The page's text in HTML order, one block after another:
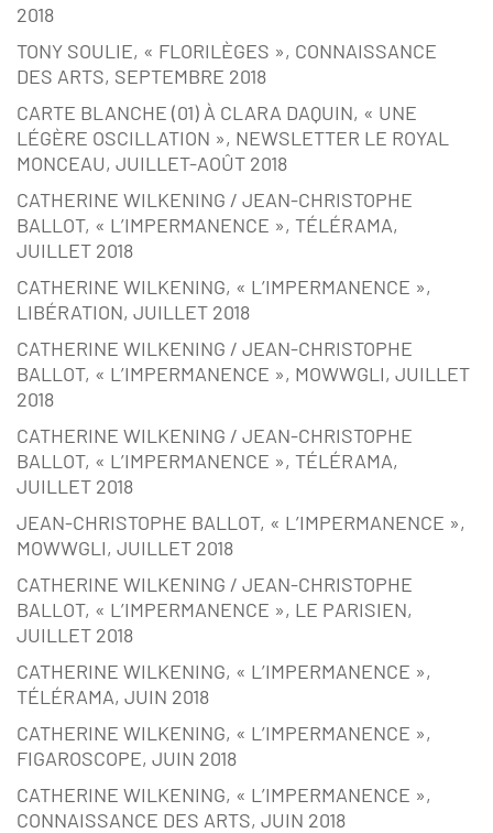
2018
TONY SOULIE, « FLORILÈGES », CONNAISSANCE
DES ARTS, SEPTEMBRE 2018
CARTE BLANCHE (01) À CLARA DAQUIN, « UNE
LÉGÈRE OSCILLATION », NEWSLETTER LE ROYAL
MONCEAU, JUILLET-AOÛT 2018
CATHERINE WILKENING / JEAN-CHRISTOPHE
BALLOT, « L’IMPERMANENCE », TÉLÉRAMA,
JUILLET 2018
CATHERINE WILKENING, « L’IMPERMANENCE »,
LIBÉRATION, JUILLET 2018
CATHERINE WILKENING / JEAN-CHRISTOPHE
BALLOT, « L’IMPERMANENCE », MOWWGLI, JUILLET
2018
CATHERINE WILKENING / JEAN-CHRISTOPHE
BALLOT, « L’IMPERMANENCE », TÉLÉRAMA,
JUILLET 2018
JEAN-CHRISTOPHE BALLOT, « L’IMPERMANENCE »,
MOWWGLI, JUILLET 2018
CATHERINE WILKENING / JEAN-CHRISTOPHE
BALLOT, « L’IMPERMANENCE », LE PARISIEN,
JUILLET 2018
CATHERINE WILKENING, « L’IMPERMANENCE »,
TÉLÉRAMA, JUIN 2018
CATHERINE WILKENING, « L’IMPERMANENCE »,
FIGAROSCOPE, JUIN 2018
CATHERINE WILKENING, « L’IMPERMANENCE »,
CONNAISSANCE DES ARTS, JUIN 2018